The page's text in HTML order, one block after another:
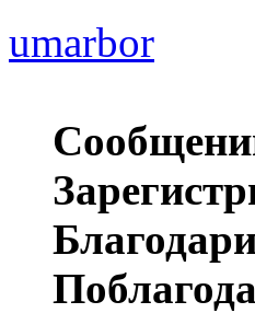
umarbor